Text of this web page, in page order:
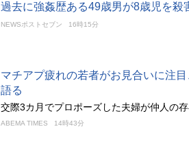
過去に強姦歴ある49歳男が8歳児を
NEWSポストセブン 16時15分
マチアプ疲れの若者がお見合いに注
語る
交際3カ月でプロポーズした夫婦が仲人の
ABEMA TIMES 14時43分